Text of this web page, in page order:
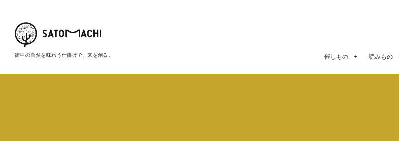
街中の自然を味わう仕掛けで、来を創る。 催しもの 読みもの